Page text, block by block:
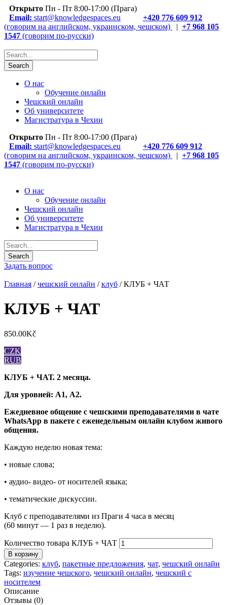
Открыто Пн - Пт 8:00-17:00 (Прага)
Email: start@knowledgespaces.eu
+420 776 609 912
(говорим на английском, украинском, чешском)
| +7 968 105
1547 (говорим по-русски)
О нас
Обучение онлайн
Чешский онлайн
Об университете
Магистратура в Чехии
Открыто Пн - Пт 8:00-17:00 (Прага)
Email: start@knowledgespaces.eu
+420 776 609 912
(говорим на английском, украинском, чешском)
| +7 968 105
1547 (говорим по-русски)
О нас
Обучение онлайн
Чешский онлайн
Об университете
Магистратура в Чехии
Задать вопрос
Главная /чешский онлайн /клуб / КЛУБ + ЧАТ
КЛУБ + ЧАТ
850.00Kč
CZK
RUB
КЛУБ + ЧАТ. 2 месяца.
Для уровней: А1, А2.
Ежедневное общение с чешскими преподавателями в чате
WhatsApp в пакете с еженедельным онлайн клубом живого
общения.
Каждую неделю новая тема:
• новые слова;
• аудио- видео- от носителей языка;
• тематические дискуссии.
Клуб с преподавателями из Праги 4 часа в месяц
(60 минут — 1 раз в неделю).
Количество товара КЛУБ + ЧАТ
В корзину
Categories: клуб, пакетные предложения, чат, чешский онлайн
Tags: изучение чешского, чешский онлайн, чешский с
носителем
Описание
Отзывы (0)